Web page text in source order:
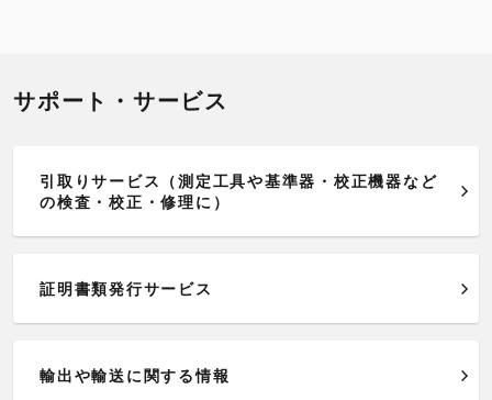
サポート・サービス
引取りサービス（測定工具や基準器・校正機器など
の検査・校正・修理に）
証明書類発行サービス
輸出や輸送に関する情報